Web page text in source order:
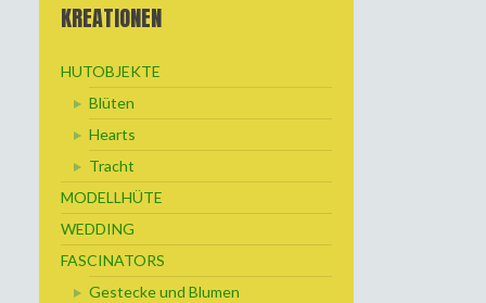
KREATIONEN
HUTOBJEKTE
Blüten
Hearts
Tracht
MODELLHÜTE
WEDDING
FASCINATORS
Gestecke und Blumen